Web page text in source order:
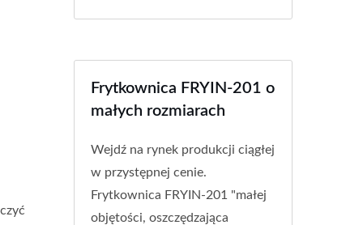
Frytkownica FRYIN-201 o
małych rozmiarach
Wejdź na rynek produkcji ciągłej
w przystępnej cenie.
Frytkownica FRYIN-201 "małej
objętości, oszczędzająca